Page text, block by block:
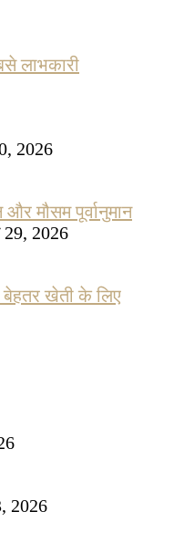
लाभकारी
2026
मौसम पूर्वानुमान
2026
बेहतर खेती के लिए
2026